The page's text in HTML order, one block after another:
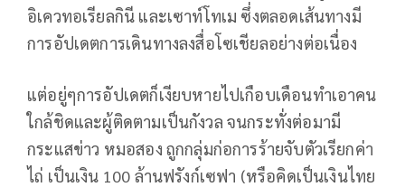
อิเควทอเรียลกินี และเซาท์โทเม ซึ่งตลอดเส้นทางมี
การอัปเดตการเดินทางลงสื่อโซเชียลอย่างต่อเนื่อง
แต่อยู่ๆการอัปเดตก็เงียบหายไปเกือบเดือนทำเอาคน
ใกล้ชิดและผู้ติดตามเป็นกังวล จนกระทั่งต่อมามี
กระแสข่าว หมอสอง ถูกกลุ่มก่อการร้ายจับตัวเรียกค่า
ไถ่ เป็นเงิน 100 ล้านฟรังก์เซฟา (หรือคิดเป็นเงินไทย